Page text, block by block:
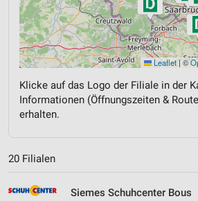
Leaflet | ©
Klicke auf das Logo der Filiale in der
Informationen (Öffnungszeiten &
erhalten.
20 Filialen
Siemes Schuhcenter Bous